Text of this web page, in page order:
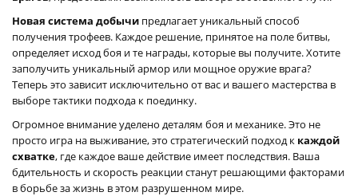
Новая система добычи предлагает уникальный способ
получения трофеев. Каждое решение, принятое на поле битвы,
определяет исход боя и те награды, которые вы получите. Хотите
заполучить уникальный армор или мощное оружие врага?
Теперь это зависит исключительно от вас и вашего мастерства в
выборе тактики подхода к поединку.
Огромное внимание уделено деталям боя и механике. Это не
просто игра на выживание, это стратегический подход к каждой
схватке, где каждое ваше действие имеет последствия. Ваша
бдительность и скорость реакции станут решающими факторами
в борьбе за жизнь в этом разрушенном мире.